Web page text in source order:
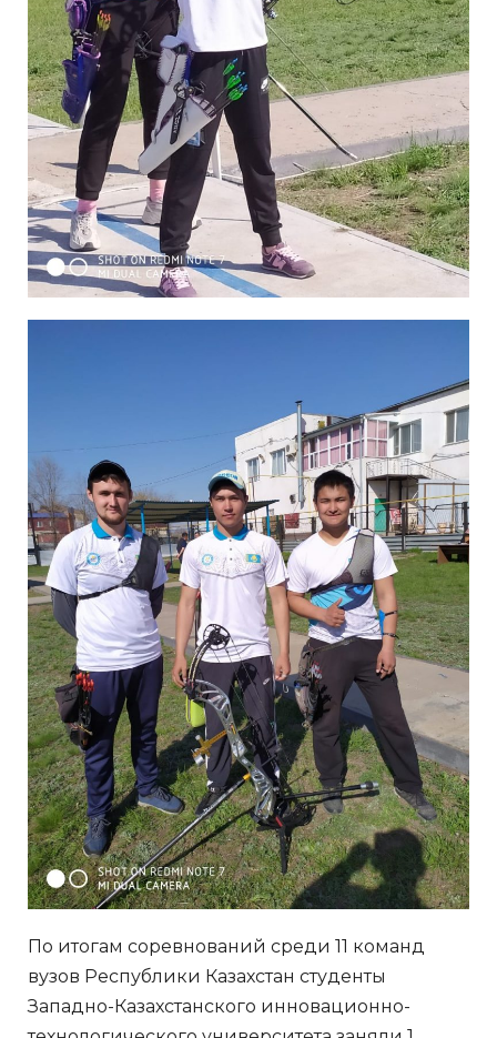
По итогам соревнований среди 11 команд
вузов Республики Казахстан студенты
Западно-Казахстанского инновационно-